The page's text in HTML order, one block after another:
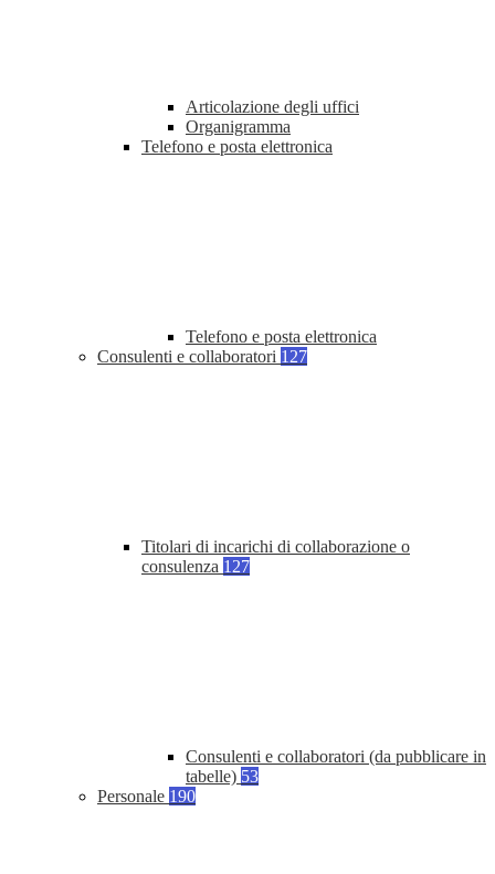
Articolazione degli uffici
Organigramma
Telefono e posta elettronica
Telefono e posta elettronica
Consulenti e collaboratori 127
Titolari di incarichi di collaborazione o
consulenza 127
Consulenti e collaboratori (da pubblicare in
tabelle) 53
Personale 190